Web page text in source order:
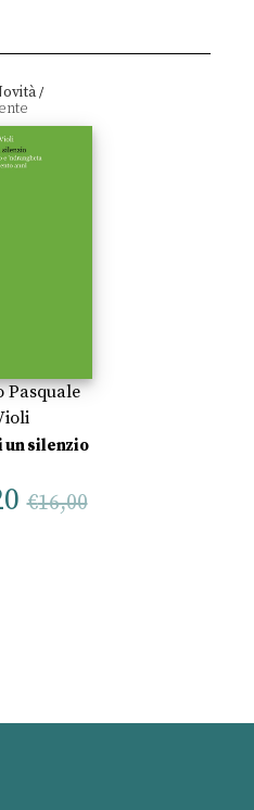
/
Pasquale
silenzio
€16,00